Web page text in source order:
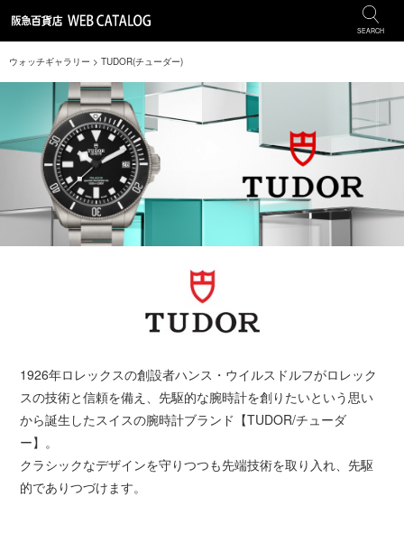
SEARCH
ウォッチギャラリー > TUDOR(チューダー)
1926年ロレックスの創設者ハンス・ウイルスドルフがロレック
スの技術と信頼を備え、先駆的な腕時計を創りたいという思い
から誕生したスイスの腕時計ブランド【TUDOR/チューダ
ー】。
クラシックなデザインを守りつつも先端技術を取り入れ、先駆
的でありつづけます。